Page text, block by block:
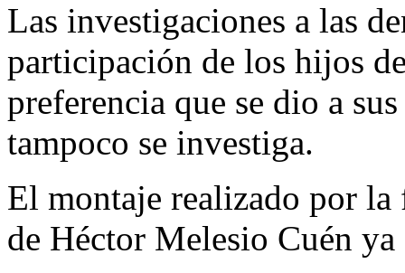
Las investigaciones a las
participación de los hijos
preferencia que se dio a
tampoco se investiga.
El montaje realizado por la
de Héctor Melesio Cuén